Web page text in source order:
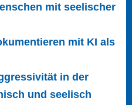
mit seelischer
mit KI als
in der
und seelisch